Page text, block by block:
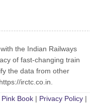
the Indian Railways
of fast-changing train
the data from other
irctc.co.in.
Pink Book | Privacy Policy |